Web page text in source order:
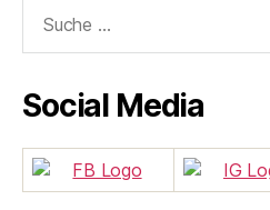
nach:
Social Media